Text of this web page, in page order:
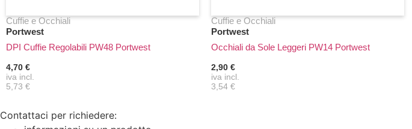
Cuffie e Occhiali
Portwest
DPI Cuffie Regolabili PW48 Portwest
4,70 €
iva incl.
5,73 €
Cuffie e Occhiali
Portwest
Occhiali da Sole Leggeri PW14 Portwest
2,90 €
iva incl.
3,54 €
Contattaci per richiedere: